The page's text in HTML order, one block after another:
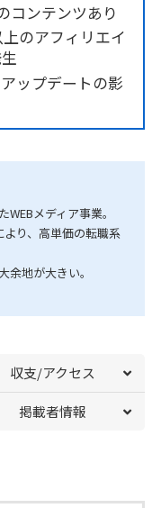
コンテンツあり
のアフィリエイ
ップデートの影
メディア事業。
り、高単価の転職系
地が大きい。
収支/アクセス
掲載者情報